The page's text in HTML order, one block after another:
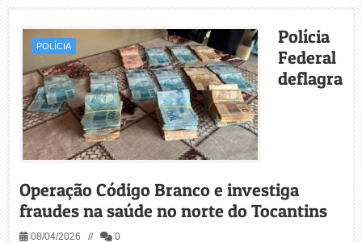
POLÍCIA
Polícia
Federal
deflagra
Operação Código Branco e investiga
fraudes na saúde no norte do Tocantins
08/04/2026 // 0